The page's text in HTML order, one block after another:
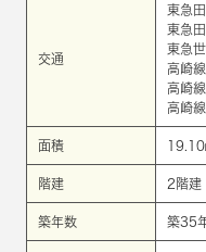
交通
東急
東急
東急
高崎線
高崎線
高崎線
面積 19.10
階建 2階建
築年数 築35